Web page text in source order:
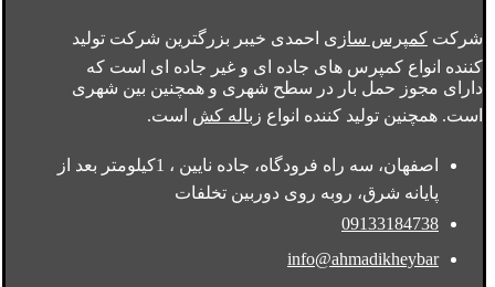
شرکت کمپرس سازی احمدی خیبر بزرگترین شرکت تولید
کننده انواع کمپرس های جاده ای و غیر جاده ای است که
دارای مجوز حمل بار در سطح شهری و همچنین بین شهری
است. همچنین تولید کننده انواع زباله کش است.
اصفهان، سه راه فرودگاه، جاده نایین ، 1کیلومتر بعد از
پایانه شرق، روبه روی دوربین تخلفات
09133184738
info@ahmadikheybar